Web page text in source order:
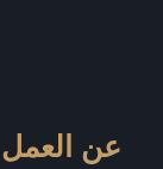
عن العمل